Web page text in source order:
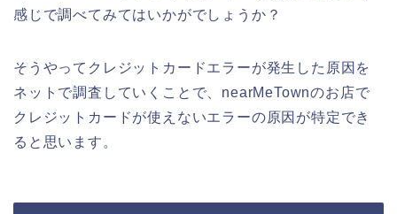
感じで調べてみてはいかがでしょうか？
そうやってクレジットカードエラーが発生した原因を
ネットで調査していくことで、nearMeTownのお店で
クレジットカードが使えないエラーの原因が特定でき
ると思います。